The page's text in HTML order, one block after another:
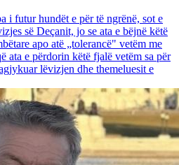
i futur hundët e për të ngrënë, sot e
së Deçanit, jo se ata e bëjnë këtë
apo atë „tolerancë" vetëm me
ata e përdorin këtë fjalë vetëm sa për
lëvizjen dhe themeluesit e